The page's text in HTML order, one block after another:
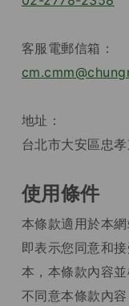
客服電郵信箱：
地址：
台北市大安區忠
使用條件
本條款適用於本
即表示您同意和
本，本條款內容
不同意本條款內